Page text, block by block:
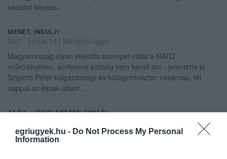
egriugyek.hu - Do Not Process My Personal
Information
védelmi képess...
MENET, INDULJ!
2021. június 14
Mindenki ügye
Magyarország olyan jelentős szerepet vállal a NATO
működésében, amilyenre ezidáig nem került sor - jelentette ki
Szijjártó Péter külgazdasági és külügyminiszter vasárnap, fél
nappal az észak-atlant...
47 ÉV – IDEIGLENESEN (VIDEÓ)
Sokan felszabadítóként ünnepelték őket, mások a megszállók